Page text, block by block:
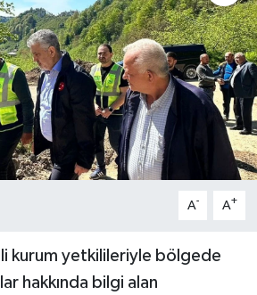
A- A+
kurum yetkilileriyle bölgede
hakkında bilgi alan